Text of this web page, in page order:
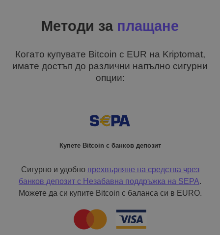
Методи за плащане
Когато купувате Bitcoin с EUR на Kriptomat,
имате достъп до различни напълно сигурни
опции:
Купете Bitcoin с банков депозит
Сигурно и удобно прехвърляне на средства чрез
банков депозит с Незабавна поддръжка на SEPA.
Можете да си купите Bitcoin с баланса си в EURO.